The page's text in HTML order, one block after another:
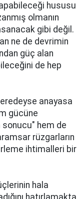
hususu
olmanın
gibi değil.
ne de devrimin
güç alan
de hep
anayasa
gücüne
hem de
rüzgarların
ihtimalleri bir
hala
hatırlamakta